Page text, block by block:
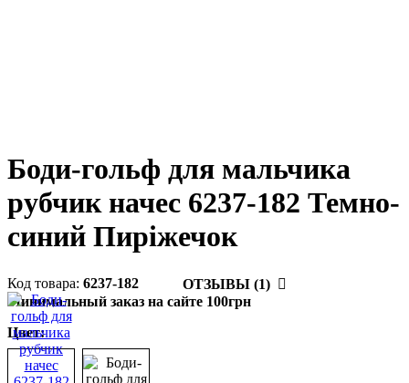
Боди-гольф для мальчика
рубчик начес 6237-182 Темно-
синий Пиріжечок
6237-182
ОТЗЫВЫ (1)
Минимальный заказ на сайте 100грн
Цвет: